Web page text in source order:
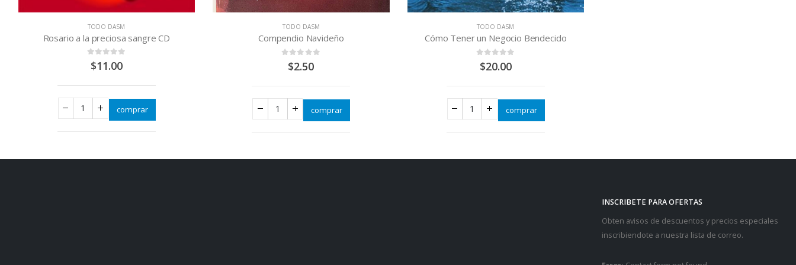
TODO DASM
Compendio Navideño
out of 5
$2.50
comprar
TODO DASM
Cómo Tener un Negocio Bendecido
out of 5
$20.00
comprar
INSCRIBETE PARA OFERTAS
Obten avisos de descuentos y precios especiales
inscribiendote a nuestra lista de correo.